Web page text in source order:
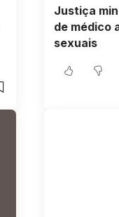
Justiça
de médico
sexuais